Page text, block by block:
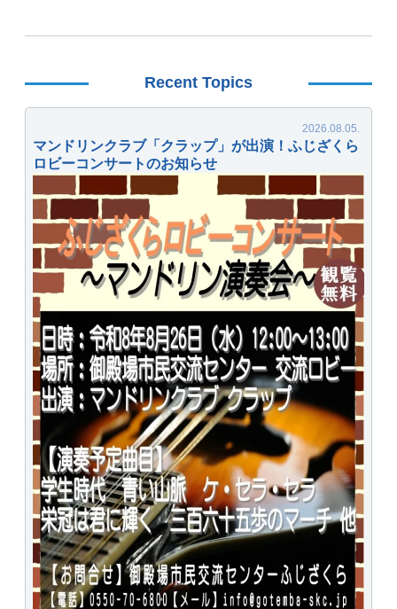
Recent Topics
マンドリンクラブ「クラップ」が出演！ふじざくら
ロビーコンサートのお知らせ